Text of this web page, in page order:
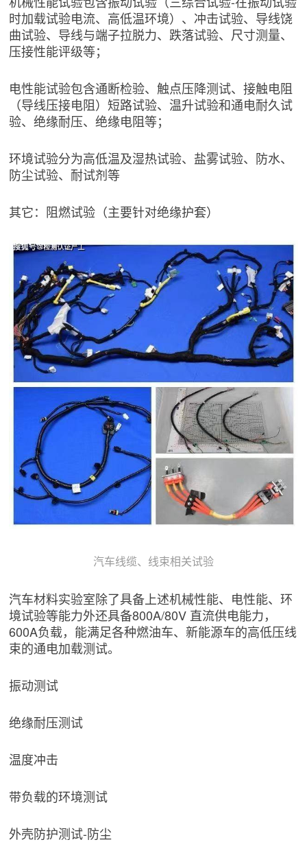
时加载试验电流、高低温环境）、冲击试验、导线饶
曲试验、导线与端子拉脱力、跌落试验、尺寸测量、
压接性能评级等；
电性能试验包含通断检验、触点压降测试、接触电阻
（导线压接电阻）短路试验、温升试验和通电耐久试
验、绝缘耐压、绝缘电阻等；
环境试验分为高低温及湿热试验、盐雾试验、防水、
防尘试验、耐试剂等
其它：阻燃试验（主要针对绝缘护套）
汽车线缆、线束相关试验
汽车材料实验室除了具备上述机械性能、电性能、环
境试验等能力外还具备800A/80V 直流供电能力，
600A负载，能满足各种燃油车、新能源车的高低压线
束的通电加载测试。
振动测试
绝缘耐压测试
温度冲击
带负载的环境测试
外壳防护测试-防尘